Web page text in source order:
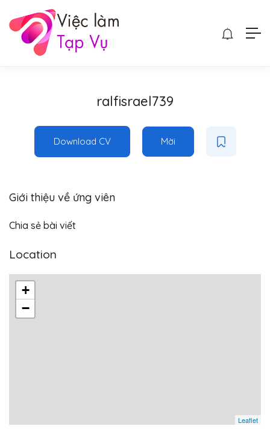
ralfisrael739
Download CV Mời
Giới thiệu về ứng viên
Chia sẻ bài viết
Location
+
−
Leaflet